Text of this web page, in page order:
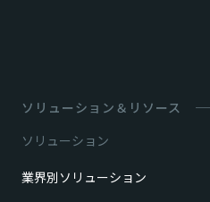
ソリューション＆リソース
ソリューション
業界別ソリューション